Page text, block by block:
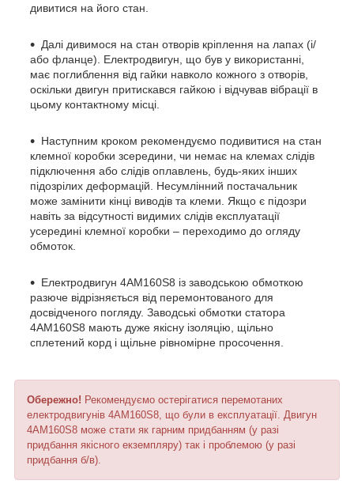
дивитися на його стан.
Далі дивимося на стан отворів кріплення на лапах (і/
або фланце). Електродвигун, що був у використанні,
має поглиблення від гайки навколо кожного з отворів,
оскільки двигун притискався гайкою і відчував вібрації в
цьому контактному місці.
Наступним кроком рекомендуємо подивитися на стан
клемної коробки зсередини, чи немає на клемах слідів
підключення або слідів оплавлень, будь-яких інших
підозрілих деформацій. Несумлінний постачальник
може замінити кінці виводів та клеми. Якщо є підозри
навіть за відсутності видимих слідів експлуатації
усередині клемної коробки – переходимо до огляду
обмоток.
Електродвигун 4АМ160S8 із заводською обмоткою
разюче відрізняється від перемонтованого для
досвідченого погляду. Заводські обмотки статора
4АМ160S8 мають дуже якісну ізоляцію, щільно
сплетений корд і щільне рівномірне просочення.
Обережно! Рекомендуємо остерігатися перемотаних
електродвигунів 4АМ160S8, що були в експлуатації. Двигун
4АМ160S8 може стати як гарним придбанням (у разі
придбання якісного екземпляру) так і проблемою (у разі
придбання б/в).